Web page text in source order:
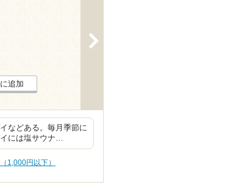
追加
などある。毎月季節に
には塩サウナ…
1,000円以下）